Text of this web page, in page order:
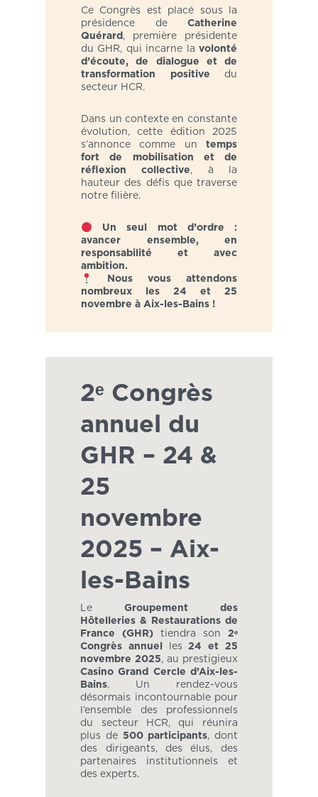
Ce Congrès est placé sous la
présidence de Catherine
Quérard , première présidente
du GHR, qui incarne la volonté
d’écoute, de dialogue et de
transformation positive du
secteur HCR.
Dans un contexte en constante
évolution, cette édition 2025
s’annonce comme un temps
fort de mobilisation et de
réflexion collective, à la
hauteur des défis que traverse
notre filière.
Un seul mot d’ordre :
avancer ensemble, en
responsabilité et avec
ambition.
Nous vous attendons
nombreux les 24 et 25
novembre à Aix-les-Bains !
2ᵉ Congrès
annuel du
GHR – 24 &
25
novembre
2025 – Aix-
les-Bains
Le Groupement des
Hôtelleries & Restaurations de
France (GHR) tiendra son 2ᵉ
Congrès annuel
les24 et 25
novembre 2025, au prestigieux
Casino Grand Cercle d’Aix-les-
Bains. Un rendez-vous
désormais incontournable pour
l’ensemble des professionnels
du secteur HCR, qui réunira
plus de 500 participants, dont
des dirigeants, des élus, des
partenaires institutionnels et
des experts.